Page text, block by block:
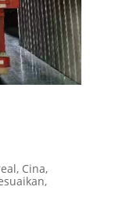
Cina,